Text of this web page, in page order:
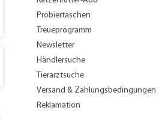
Probiertaschen
Treueprogramm
Newsletter
Händlersuche
Tierarztsuche
Versand & Zahlungsbedingungen
Reklamation